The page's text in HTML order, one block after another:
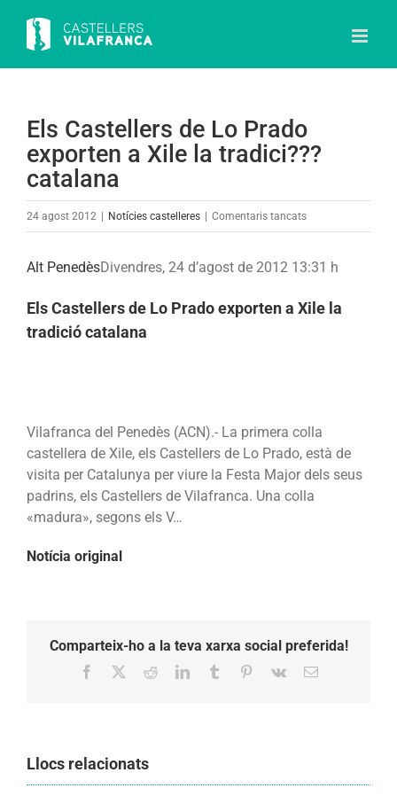
content
Els Castellers de Lo Prado
exporten a Xile la tradici???
catalana
24 agost 2012 Notícies castelleres Comentaris tancatsa
Lo
tradici???
catalana
Alt PenedèsDivendres, 24 d’agost de 2012 13:31 h
Els Castellers de Lo Prado exporten a Xile la
tradició catalana
Vilafranca del Penedès (ACN).- La primera colla
castellera de Xile, els Castellers de Lo Prado, està de
visita per Catalunya per viure la Festa Major dels seus
padrins, els Castellers de Vilafranca. Una colla
«madura», segons els V…
Notícia original
Comparteix-ho a la teva xarxa social preferida!
Facebook RedditLinkedInTumblr Pinterest
Vk Email:
Llocs relacionats